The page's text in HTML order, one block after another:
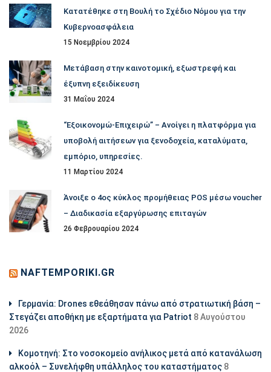
Κατατέθηκε στη Βουλή το Σχέδιο Νόμου για την
Κυβερνοασφάλεια
15 Νοεμβρίου 2024
Μετάβαση στην καινοτομική, εξωστρεφή και
έξυπνη εξειδίκευση
31 Μαΐου 2024
“Εξοικονομώ-Επιχειρώ” – Ανοίγει η πλατφόρμα για
υποβολή αιτήσεων για ξενοδοχεία, καταλύματα,
εμπόριο, υπηρεσίες.
11 Μαρτίου 2024
Άνοιξε ο 4ος κύκλος προμήθειας POS μέσω voucher
– Διαδικασία εξαργύρωσης επιταγών
26 Φεβρουαρίου 2024
NAFTEMPORIKI.GR
Γερμανία: Drones εθεάθησαν πάνω από στρατιωτική βάση –
Στεγάζει αποθήκη με εξαρτήματα για Patriot 8 Αυγούστου
2026
Κομοτηνή: Στο νοσοκομείο ανήλικος μετά από κατανάλωση
αλκοόλ – Συνελήφθη υπάλληλος του καταστήματος 8